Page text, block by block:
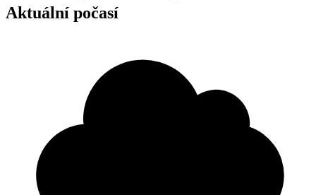
Aktuální počasí